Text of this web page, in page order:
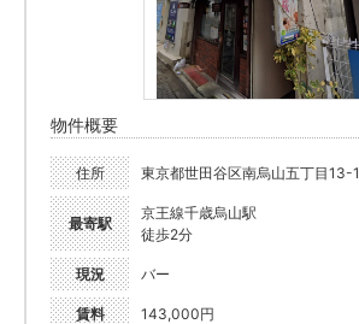
物件概要
住所 東京都世田谷区南烏山五丁目13-1
最寄駅
京王線千歳烏山駅
徒歩2分
現況 バー
賃料 143,000円